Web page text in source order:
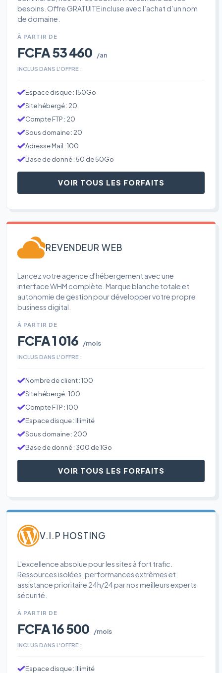
besoins. Offre GRATUITE incluse avec l’achat d’un nom
de domaine.
À PARTIR DE
FCFA 53 460 /an
INCLUS DANS L'OFFRE :
Espace disque : 150Go
Site hébergé : 20
Compte FTP : 20
Sous domaine : 20
Adresse Mail : 100
Base de donné : 50 de 50Go
VOIR TOUS LES FORFAITS
REVENDEUR WEB
Lancez votre agence d'hébergement avec une
interface WHM complète. Marque blanche totale et
autonomie de gestion pour développer votre propre
business digital.
À PARTIR DE
FCFA 1 016 /mois
INCLUS DANS L'OFFRE :
Nombre de client : 100
Site hébergé : 100
Compte FTP : 100
Espace disque : Illimité
Sous domaine : 200
Base de donné : 300 de 1Go
VOIR TOUS LES FORFAITS
V.I.P HOSTING
L'excellence absolue pour les sites à fort trafic.
Ressources isolées, performances extrêmes et
assistance prioritaire 24h/24 par nos meilleurs experts
sécurité.
À PARTIR DE
FCFA 16 500 /mois
INCLUS DANS L'OFFRE :
Espace disque : Illimité